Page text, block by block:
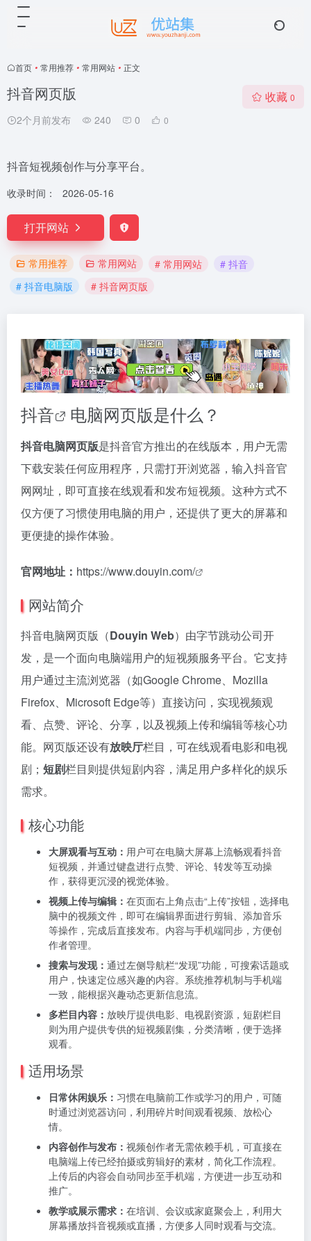
首页 • 常用推荐 • 常用网站 • 正文
抖音网页版
2个月前发布 240 0 0
收藏 0
抖音短视频创作与分享平台。
收录时间： 2026-05-16
打开网站
常用推荐 常用网站 # 常用网站
# 抖音
# 抖音电脑版
# 抖音网页版
抖音 电脑网页版是什么？
抖音电脑网页版是抖音官方推出的在线版本，用户无需
下载安装任何应用程序，只需打开浏览器，输入抖音官
网网址，即可直接在线观看和发布短视频。这种方式不
仅方便了习惯使用电脑的用户，还提供了更大的屏幕和
更便捷的操作体验。
官网地址： https://www.douyin.com/
网站简介
抖音电脑网页版（Douyin Web）由字节跳动公司开
发，是一个面向电脑端用户的短视频服务平台。它支持
用户通过主流浏览器（如Google Chrome、Mozilla
Firefox、Microsoft Edge等）直接访问，实现视频观
看、点赞、评论、分享，以及视频上传和编辑等核心功
能。网页版还设有放映厅栏目，可在线观看电影和电视
剧； 短剧栏目则提供短剧内容，满足用户多样化的娱乐
需求。
核心功能
大屏观看与互动： 用户可在电脑大屏幕上流畅观看抖音
短视频，并通过键盘进行点赞、评论、转发等互动操
作，获得更沉浸的视觉体验。
视频上传与编辑： 在页面右上角点击“上传”按钮，选择电
脑中的视频文件，即可在编辑界面进行剪辑、添加音乐
等操作，完成后直接发布。内容与手机端同步，方便创
作者管理。
搜索与发现： 通过左侧导航栏“发现”功能，可搜索话题或
用户，快速定位感兴趣的内容。系统推荐机制与手机端
一致，能根据兴趣动态更新信息流。
多栏目内容： 放映厅提供电影、电视剧资源，短剧栏目
则为用户提供专供的短视频剧集，分类清晰，便于选择
观看。
适用场景
日常休闲娱乐： 习惯在电脑前工作或学习的用户，可随
时通过浏览器访问，利用碎片时间观看视频、放松心
情。
内容创作与发布： 视频创作者无需依赖手机，可直接在
电脑端上传已经拍摄或剪辑好的素材，简化工作流程。
上传后的内容会自动同步至手机端，方便进一步互动和
推广。
教学或展示需求： 在培训、会议或家庭聚会上，利用大
屏幕播放抖音视频或直播，方便多人同时观看与交流。